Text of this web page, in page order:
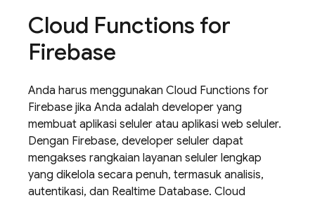
Cloud Functions for
Firebase
Anda harus menggunakan Cloud Functions for
Firebase jika Anda adalah developer yang
membuat aplikasi seluler atau aplikasi web seluler.
Dengan Firebase, developer seluler dapat
mengakses rangkaian layanan seluler lengkap
yang dikelola secara penuh, termasuk analisis,
autentikasi, dan Realtime Database. Cloud